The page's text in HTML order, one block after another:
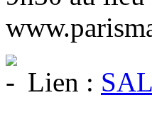
Lien :